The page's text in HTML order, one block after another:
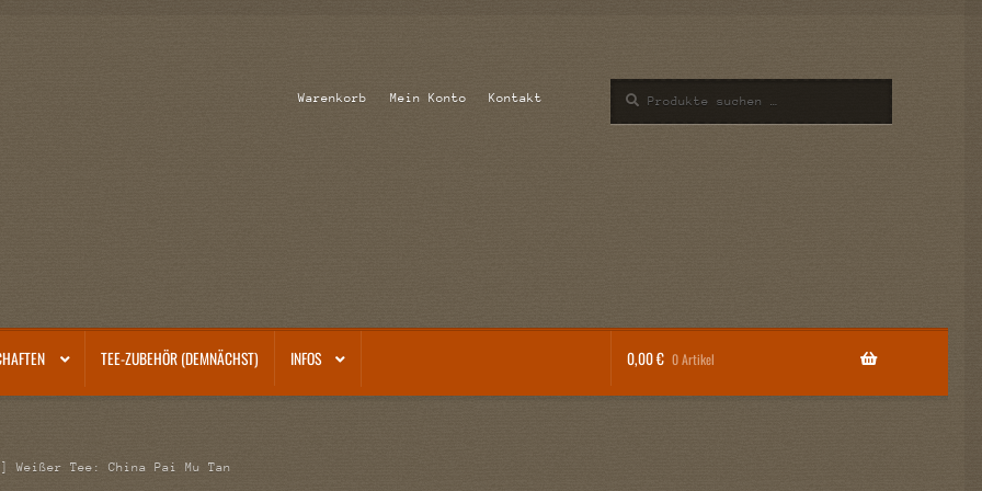
Warenkorb Mein Konto Kontakt
nach:
TEE-ZUBEHÖR (DEMNÄCHST) INFOS 0,00€ 0 Artikel
Weißer Tee: China Pai Mu Tan